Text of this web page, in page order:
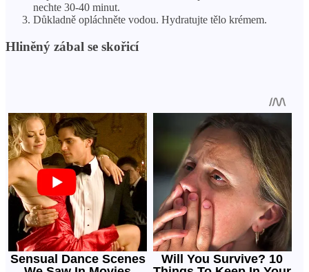
nechte 30-40 minut.
Důkladně opláchněte vodou. Hydratujte tělo krémem.
Hliněný zábal se skořicí